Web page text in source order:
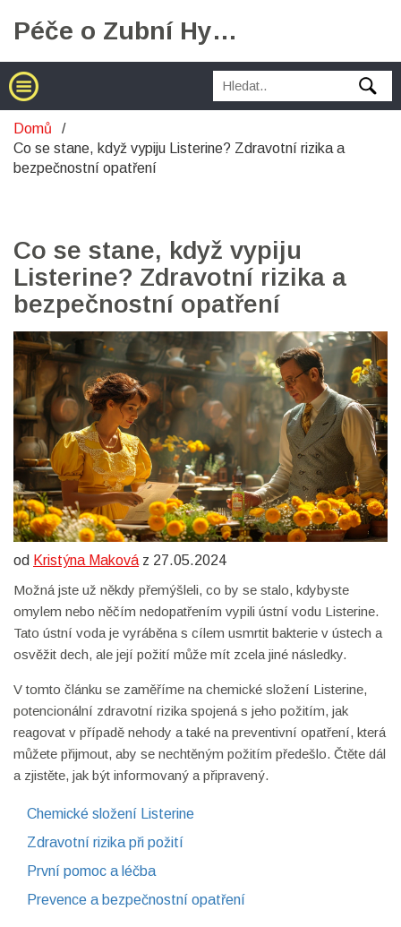
Péče o Zubní Hygienu
Domů
Co se stane, když vypiju Listerine? Zdravotní rizika a
bezpečnostní opatření
Co se stane, když vypiju
Listerine? Zdravotní rizika a
bezpečnostní opatření
od Kristýna Maková z 27.05.2024
Možná jste už někdy přemýšleli, co by se stalo, kdybyste
omylem nebo něčím nedopatřením vypili ústní vodu Listerine.
Tato ústní voda je vyráběna s cílem usmrtit bakterie v ústech a
osvěžit dech, ale její požití může mít zcela jiné následky.
V tomto článku se zaměříme na chemické složení Listerine,
potencionální zdravotní rizika spojená s jeho požitím, jak
reagovat v případě nehody a také na preventivní opatření, která
můžete přijmout, aby se nechtěným požitím předešlo. Čtěte dál
a zjistěte, jak být informovaný a připravený.
Chemické složení Listerine
Zdravotní rizika při požití
První pomoc a léčba
Prevence a bezpečnostní opatření